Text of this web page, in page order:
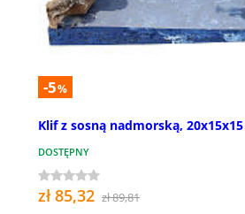
-5%
Klif z sosną nadmorską,
DOSTĘPNY
zł 85,32 zł 89,81